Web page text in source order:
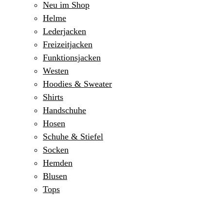
Neu im Shop
Helme
Lederjacken
Freizeitjacken
Funktionsjacken
Westen
Hoodies & Sweater
Shirts
Handschuhe
Hosen
Schuhe & Stiefel
Socken
Hemden
Blusen
Tops